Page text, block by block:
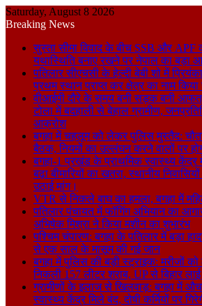
Saturday, August 8 2026
Breaking News
सुस्ता सीमा विवाद के बीच SSB और
यथास्थिति बनाए रखने पर नेपाल का बड़ा
पतिलार सीएचसी के हेल्दी बेबी शो में
प्रथम स्थान प्राप्त कर क्षेत्र का नाम किया
वीआईपी दौरे के समय बनी सड़क बनी आफत,
टोला में बदहाली से बेहाल ग्रामीण,
आक्रोश
बगहा में चहलूम को लेकर पुलिस मुस्तैद:
बैठक, नियमों का उल्लंघन करने वालों पर
बगहा-1 प्रखंड के प्राथमिक स्वास्थ्य केंद्र
बढ़ा बीमारियों का खतरा, स्थानीय
उठाई मांग।
VTR से निकले बाघ का हमला, बगहा में
पतिलार पंचायत में फॉगिंग अभियान का
अभिषेक मिश्रा ने किया मशीन का शुभारंभ
पश्चिम चंपारण: बगहा के पतिलार में बड़ा
से एक साल के मासूम की गई जान
बगहा में पुलिस की बड़ी स्ट्राइक: मरीजों
निकली 157 लीटर शराब, UP से बिहार
ग्रामीणों के इलाज से खिलवाड़: बगहा में
स्वास्थ्य केंद्र मिले बंद, दोषी कर्मियों पर